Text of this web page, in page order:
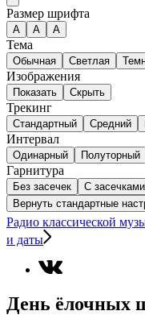
Размер шрифта
А A A
Тема
Обычная Светлая
Изображения
Показать Скрыть
Трекинг
Стандартный Средний
Интервал
Одинарный Полуторный
Гарнитура
Без засечек
С засечками
Вернуть стандартные
Радио классической
и даты
День ёлочных